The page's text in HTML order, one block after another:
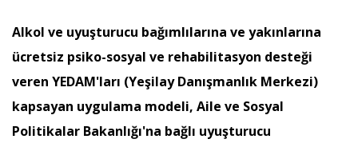
Alkol ve uyuşturucu bağımlılarına ve yakınlarına
ücretsiz psiko-sosyal ve rehabilitasyon desteği
veren YEDAM'ları (Yeşilay Danışmanlık Merkezi)
kapsayan uygulama modeli, Aile ve Sosyal
Politikalar Bakanlığı'na bağlı uyuşturucu